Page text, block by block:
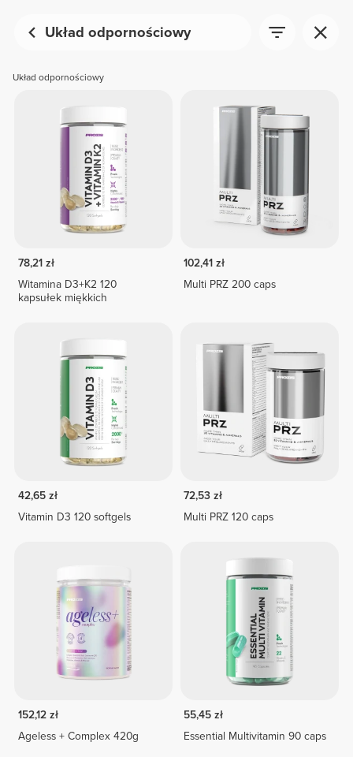
Układ odpornościowy
Układ odpornościowy
78,21 zł
Witamina D3+K2 120
kapsułek miękkich
102,41 zł
Multi PRZ 200 caps
42,65 zł
Vitamin D3 120 softgels
72,53 zł
Multi PRZ 120 caps
152,12 zł
Ageless + Complex 420g
55,45 zł
Essential Multivitamin 90 caps